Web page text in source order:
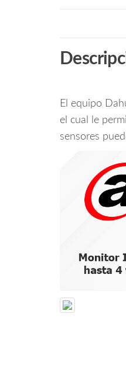
El equipo
el cual le
sensores